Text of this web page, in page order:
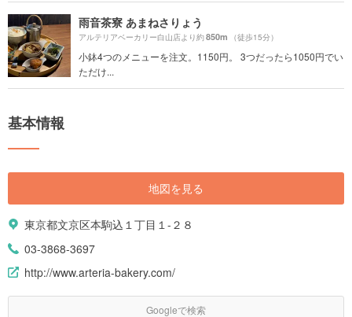
雨音茶寮 あまねさりょう
アルテリアベーカリー白山店より約850m （徒歩15分）
小鉢4つのメニューを注文。1150円。 3つだったら1050円でい
ただけ...
基本情報
地図を見る
東京都文京区本駒込１丁目１-２８
03-3868-3697
http://www.arteria-bakery.com/
Googleで検索